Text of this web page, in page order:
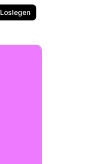
Loslegen